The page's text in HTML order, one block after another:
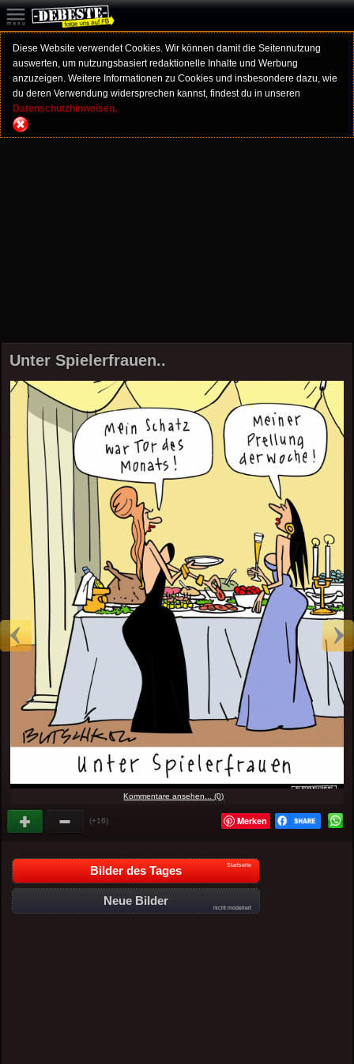
Diese Website verwendet Cookies. Wir können damit die Seitennutzung
auswerten, um nutzungsbasiert redaktionelle Inhalte und Werbung
anzuzeigen. Weitere Informationen zu Cookies und insbesondere dazu, wie
du deren Verwendung widersprechen kannst, findest du in unseren
Datenschutzhinweisen.
Unter Spielerfrauen..
Kommentare ansehen... (0)
(+16) Merken
Bilder des Tages Startseite
Neue Bilder
nicht moderiert